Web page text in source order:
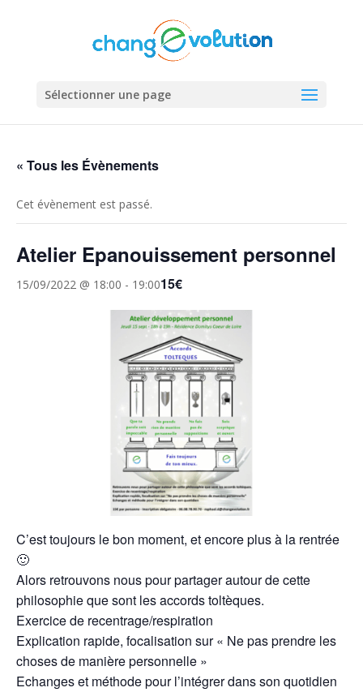
Sélectionner une page
« Tous les Évènements
Cet évènement est passé.
Atelier Epanouissement personnel
15/09/2022 @ 18:00 - 19:0015€
C’est toujours le bon moment, et encore plus à la rentrée
🙂
Alors retrouvons nous pour partager autour de cette
philosophie que sont les accords toltèques.
Exercice de recentrage/respiration
Explication rapide, focalisation sur « Ne pas prendre les
choses de manière personnelle »
Echanges et méthode pour l’intégrer dans son quotidien